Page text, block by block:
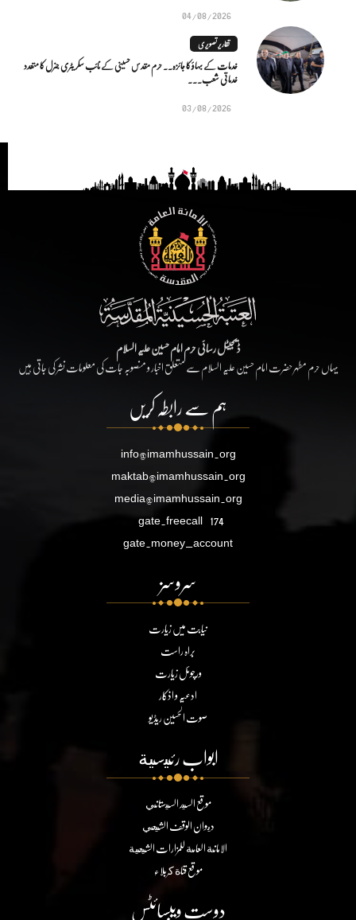
04/08/2026
تقاریر تصویری
خدمات کے بہاؤ کا جائزہ.. حرم مقدس حسینی کے نائب سکریٹری جنرل کا متعدد
خدماتی شعب...
03/08/2026
ڈیجیٹل رسائی حرم امام حسین علیہ السلام
یہاں حرم مطہر حضرت امام حسین علیہ السلام سے متعلق اخبار و منصوبہ جات کی معلومات نشر کی جاتی ہیں
ہم سے رابطہ کریں
info@imamhussain.org
maktab@imamhussain.org
media@imamhussain.org
gate.freecall 174
gate.money_account
سروسز
نیابت میں زیارت
براہ راست
ورچوئل زیارت
ادعیہ و اذکار
صوت الحسین ریڈیو
ابواب رئيسية
موقع السيد السيستاني
ديوان الوقف الشيعي
الامانة العامة للمزارات الشيعية
موقع قناة كربلاء
دوست ویبسائٹس